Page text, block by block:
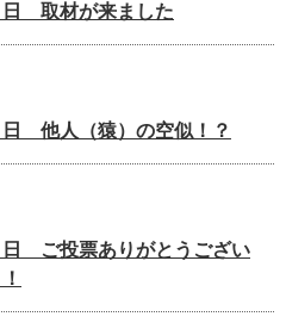
日 取材が来ました
日 他人（猿）の空似！？
日 ご投票ありがとうござい